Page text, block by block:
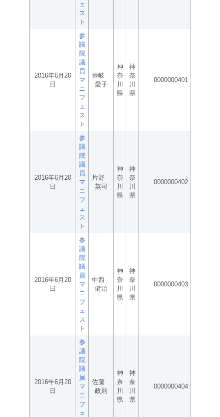
ェ
ス
ト
2016年6月20
日
参
議
院
議
員
マ
ニ
フ
ェ
ス
ト
壹岐
愛子
神
奈
川
県
神
奈
川
県
0000000401
2016年6月20
日
参
議
院
議
員
マ
ニ
フ
ェ
ス
ト
片野
英司
神
奈
川
県
神
奈
川
県
0000000402
2016年6月20
日
参
議
院
議
員
マ
ニ
フ
ェ
ス
ト
中西
健治
神
奈
川
県
神
奈
川
県
0000000403
2016年6月20
日
参
議
院
議
員
マ
ニ
フ
ェ
佐藤
政則
神
奈
川
県
神
奈
川
県
0000000404